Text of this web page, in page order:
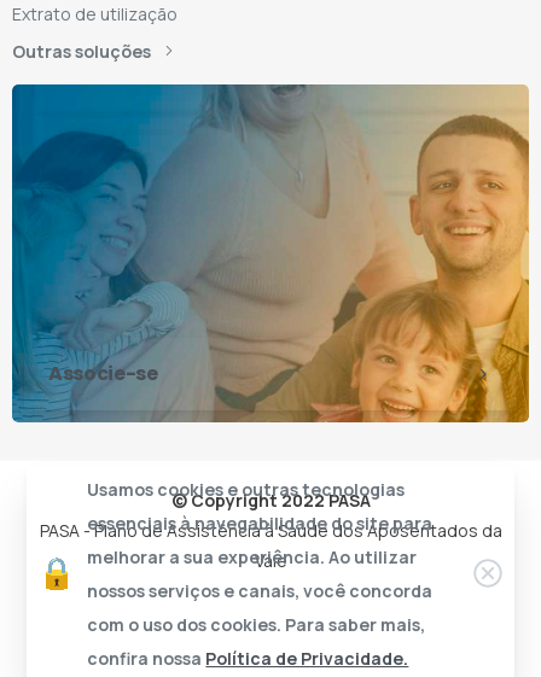
Extrato de utilização
Outras soluções
Associe-se
© Copyright 2022 PASA
PASA - Plano de Assistência à Saúde dos Aposentados da
Vale
Usamos cookies e outras tecnologias
essenciais à navegabilidade do site para
melhorar a sua experiência. Ao utilizar
nossos serviços e canais, você concorda
com o uso dos cookies. Para saber mais,
confira nossa Política de Privacidade.